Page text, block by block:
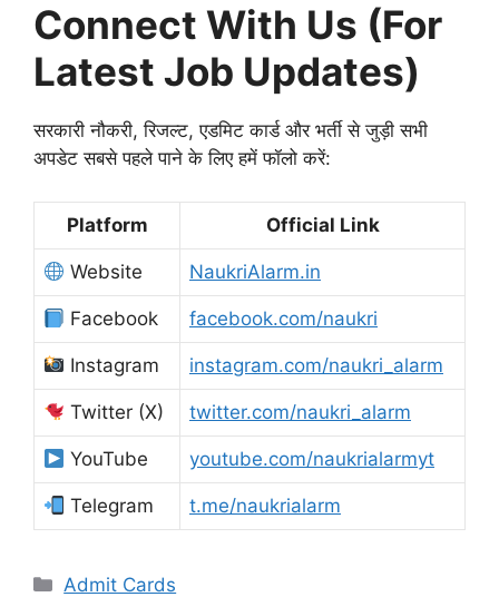
Connect With Us (For
Latest Job Updates)
सरकारी नौकरी, रिजल्ट, एडमिट कार्ड और भर्ती से जुड़ी सभी
अपडेट सबसे पहले पाने के लिए हमें फॉलो करें:
Platform Official Link
Website NaukriAlarm.in
Facebook facebook.com/naukri
Instagram instagram.com/naukri_alarm
Twitter (X) twitter.com/naukri_alarm
YouTube youtube.com/naukrialarmyt
Telegram t.me/naukrialarm
Admit Cards